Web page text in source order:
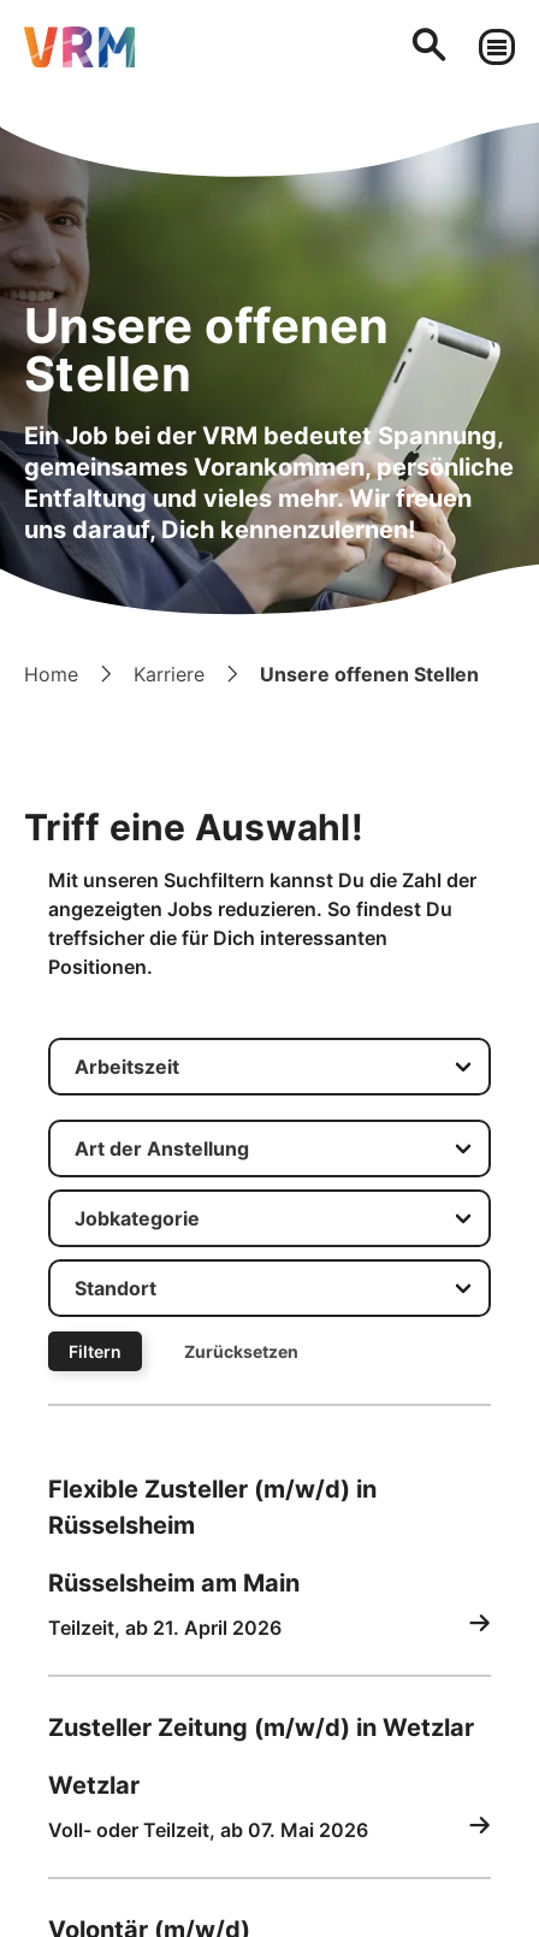
Unsere offenen
Stellen
Ein Job bei der VRM bedeutet Spannung,
gemeinsames Vorankommen, persönliche
Entfaltung und vieles mehr. Wir freuen
uns darauf, Dich kennenzulernen!
Home Karriere Unsere offenen Stellen
Triff eine Auswahl!
Mit unseren Suchfiltern kannst Du die Zahl der
angezeigten Jobs reduzieren. So findest Du
treffsicher die für Dich interessanten
Positionen.
Filtern Zurücksetzen
Flexible Zusteller (m/w/d) in
Rüsselsheim
Rüsselsheim am Main
Teilzeit, ab 21. April 2026
Zusteller Zeitung (m/w/d) in Wetzlar
Wetzlar
Voll- oder Teilzeit, ab 07. Mai 2026
Volontär (m/w/d)